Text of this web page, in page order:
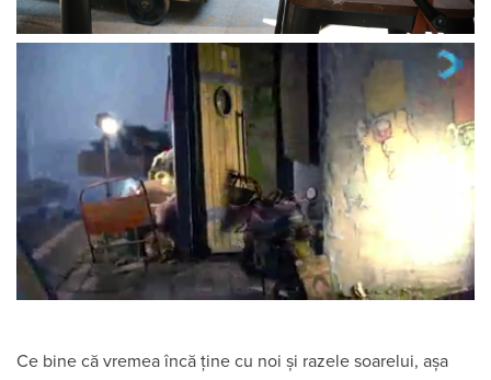
Ce bine că vremea încă ține cu noi și razele soarelui, așa